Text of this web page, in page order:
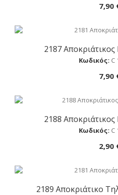
7,90
2187
Κωδικός: C
7,90
2188
Κωδικός: C
2,90
2189 Αποκριάτικο